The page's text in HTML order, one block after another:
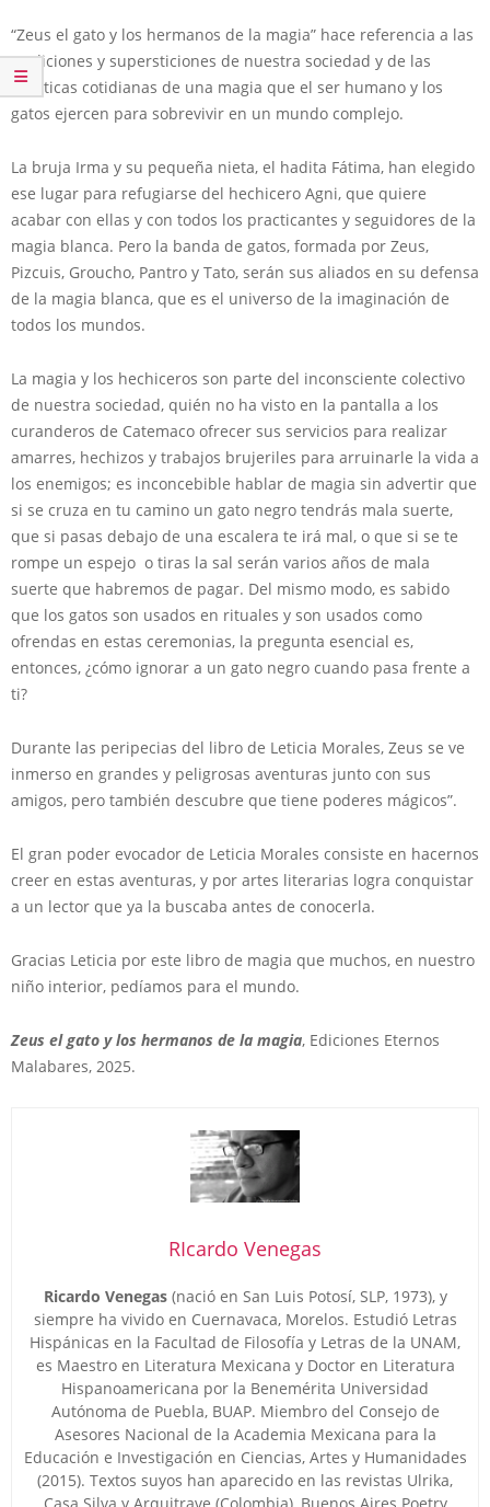
“Zeus el gato y los hermanos de la magia” hace referencia a las
tradiciones y supersticiones de nuestra sociedad y de las
prácticas cotidianas de una magia que el ser humano y los
gatos ejercen para sobrevivir en un mundo complejo.
La bruja Irma y su pequeña nieta, el hadita Fátima, han elegido
ese lugar para refugiarse del hechicero Agni, que quiere
acabar con ellas y con todos los practicantes y seguidores de la
magia blanca. Pero la banda de gatos, formada por Zeus,
Pizcuis, Groucho, Pantro y Tato, serán sus aliados en su defensa
de la magia blanca, que es el universo de la imaginación de
todos los mundos.
La magia y los hechiceros son parte del inconsciente colectivo
de nuestra sociedad, quién no ha visto en la pantalla a los
curanderos de Catemaco ofrecer sus servicios para realizar
amarres, hechizos y trabajos brujeriles para arruinarle la vida a
los enemigos; es inconcebible hablar de magia sin advertir que
si se cruza en tu camino un gato negro tendrás mala suerte,
que si pasas debajo de una escalera te irá mal, o que si se te
rompe un espejo o tiras la sal serán varios años de mala
suerte que habremos de pagar. Del mismo modo, es sabido
que los gatos son usados en rituales y son usados como
ofrendas en estas ceremonias, la pregunta esencial es,
entonces, ¿cómo ignorar a un gato negro cuando pasa frente a
ti?
Durante las peripecias del libro de Leticia Morales, Zeus se ve
inmerso en grandes y peligrosas aventuras junto con sus
amigos, pero también descubre que tiene poderes mágicos”.
El gran poder evocador de Leticia Morales consiste en hacernos
creer en estas aventuras, y por artes literarias logra conquistar
a un lector que ya la buscaba antes de conocerla.
Gracias Leticia por este libro de magia que muchos, en nuestro
niño interior, pedíamos para el mundo.
Zeus el gato y los hermanos de la magia, Ediciones Eternos
Malabares, 2025.
RIcardo Venegas
Ricardo Venegas(nació en San Luis Potosí, SLP, 1973), y
siempre ha vivido en Cuernavaca, Morelos. Estudió Letras
Hispánicas en la Facultad de Filosofía y Letras de la UNAM,
es Maestro en Literatura Mexicana y Doctor en Literatura
Hispanoamericana por la Benemérita Universidad
Autónoma de Puebla, BUAP. Miembro del Consejo de
Asesores Nacional de la Academia Mexicana para la
Educación e Investigación en Ciencias, Artes y Humanidades
(2015). Textos suyos han aparecido en las revistas Ulrika,